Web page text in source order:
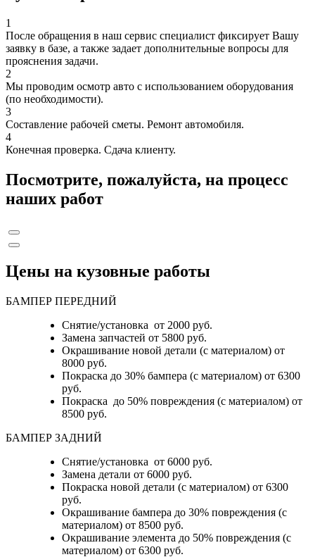
1
После обращения в наш сервис специалист фиксирует Вашу
заявку в базе, а также задает дополнительные вопросы для
прояснения задачи.
2
Мы проводим осмотр авто с использованием оборудования
(по необходимости).
3
Составление рабочей сметы. Ремонт автомобиля.
4
Конечная проверка. Сдача клиенту.
Посмотрите, пожалуйста, на процесс
наших работ
Цены на кузовные работы
БАМПЕР ПЕРЕДНИЙ
Снятие/установка от 2000 руб.
Замена запчастей от 5800 руб.
Окрашивание новой детали (с материалом) от
8000 руб.
Покраска до 30% бампера (с материалом) от 6300
руб.
Покраска до 50% повреждения (с материалом) от
8500 руб.
БАМПЕР ЗАДНИЙ
Снятие/установка от 6000 руб.
Замена детали от 6000 руб.
Покраска новой детали (с материалом) от 6300
руб.
Окрашивание бампера до 30% повреждения (с
материалом) от 8500 руб.
Окрашивание элемента до 50% повреждения (с
материалом) от 6300 руб.